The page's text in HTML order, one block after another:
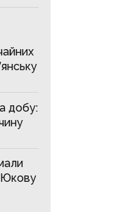
добу:
Юкову